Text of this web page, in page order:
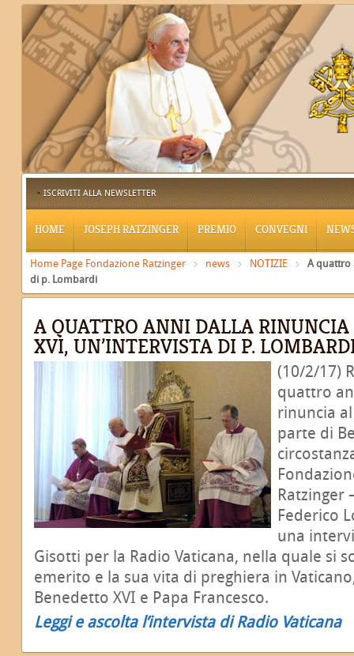
ISCRIVITI ALLA NEWSLETTER
HOME JOSEPH RATZINGER PREMIO CONVEGNI
Home Page Fondazione Ratzinger news NOTIZIE
A quattro
di p. Lombardi
A QUATTRO ANNI DALLA
XVI, UN’INTERVISTA DI P.
(10/2/17)
quattro
rinuncia
parte di
Ratzinger
Federico
una
Gisotti per la Radio Vaticana, nella quale si
emerito e la sua vita di preghiera in
Benedetto XVI e Papa Francesco.
Leggi e ascolta l’intervista di Radio Vaticana